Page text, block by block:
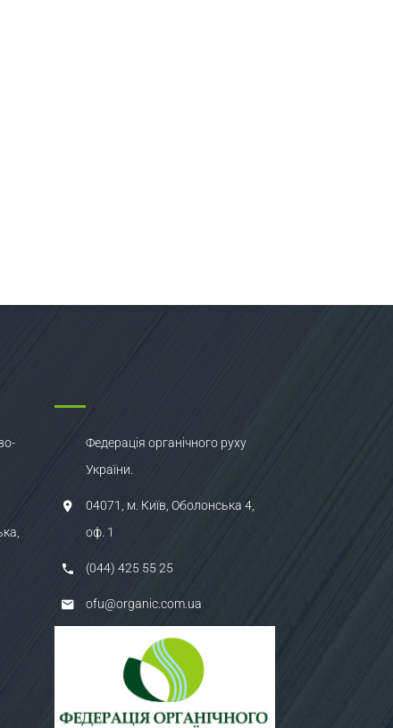
Федерація органічного руху
України.
04071, м. Київ, Оболонська 4,
оф. 1
(044) 425 55 25
ofu@organic.com.ua